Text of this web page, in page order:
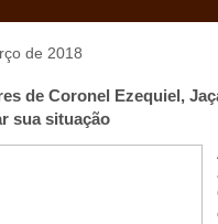
de 2018
de Coronel Ezequiel,
sua situação